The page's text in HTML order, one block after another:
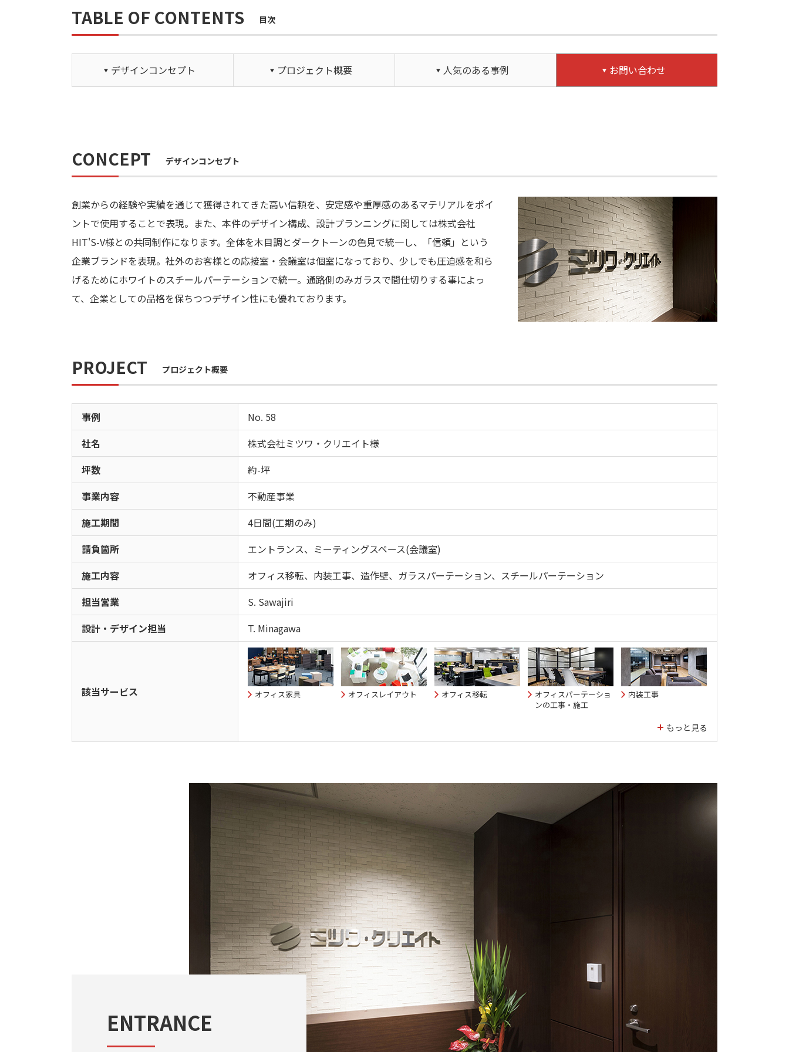
TABLE OF CONTENTS 目次
デザインコンセプト プロジェクト概要 人気のある事例 お問い合わせ
CONCEPT デザインコンセプト
創業からの経験や実績を通じて獲得されてきた高い信頼を、安定感や重厚感のあるマテリアルをポイ
ントで使用することで表現。また、本件のデザイン構成、設計プランニングに関しては株式会社
HIT'S-V様との共同制作になります。全体を木目調とダークトーンの色見で統一し、「信頼」という
企業ブランドを表現。社外のお客様との応接室・会議室は個室になっており、少しでも圧迫感を和ら
げるためにホワイトのスチールパーテーションで統一。通路側のみガラスで間仕切りする事によっ
て、企業としての品格を保ちつつデザイン性にも優れております。
PROJECT プロジェクト概要
事例
No. 58
社名
株式会社ミツワ・クリエイト様
坪数
約-坪
事業内容
不動産事業
施工期間
4日間(工期のみ)
請負箇所
エントランス、ミーティングスペース(会議室)
施工内容
オフィス移転、内装工事、造作壁、ガラスパーテーション、スチールパーテーション
担当営業
S. Sawajiri
設計・デザイン担当
T. Minagawa
該当サービス オフィス家具 オフィスレイアウト オフィス移転
オフィスパーテーショ
ンの工事・施工
内装工事
ENTRANCE